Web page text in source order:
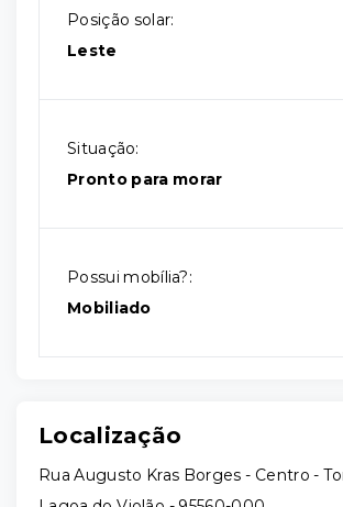
Posição solar:
Leste
Situação:
Pronto para morar
Possui mobília?:
Mobiliado
Localização
Rua Augusto Kras Borges - Centro -